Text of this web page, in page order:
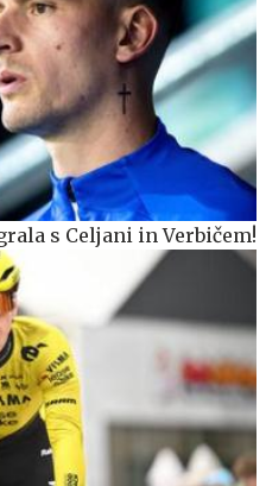
s Celjani in Verbičem!